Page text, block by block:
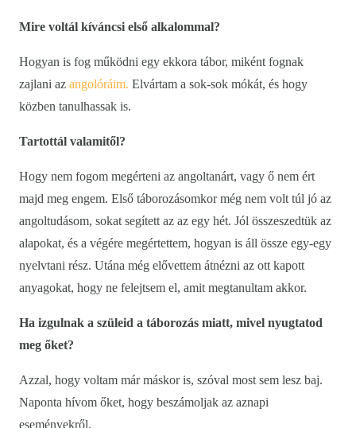
Mire voltál kíváncsi első alkalommal?
Hogyan is fog működni egy ekkora tábor, miként fognak
zajlani az angolóráim. Elvártam a sok-sok mókát, és hogy
közben tanulhassak is.
Tartottál valamitől?
Hogy nem fogom megérteni az angoltanárt, vagy ő nem ért
majd meg engem. Első táborozásomkor még nem volt túl jó az
angoltudásom, sokat segített az az egy hét. Jól összeszedtük az
alapokat, és a végére megértettem, hogyan is áll össze egy-egy
nyelvtani rész. Utána még elővettem átnézni az ott kapott
anyagokat, hogy ne felejtsem el, amit megtanultam akkor.
Ha izgulnak a szüleid a táborozás miatt, mivel nyugtatod
meg őket?
Azzal, hogy voltam már máskor is, szóval most sem lesz baj.
Naponta hívom őket, hogy beszámoljak az aznapi
eseményekről.